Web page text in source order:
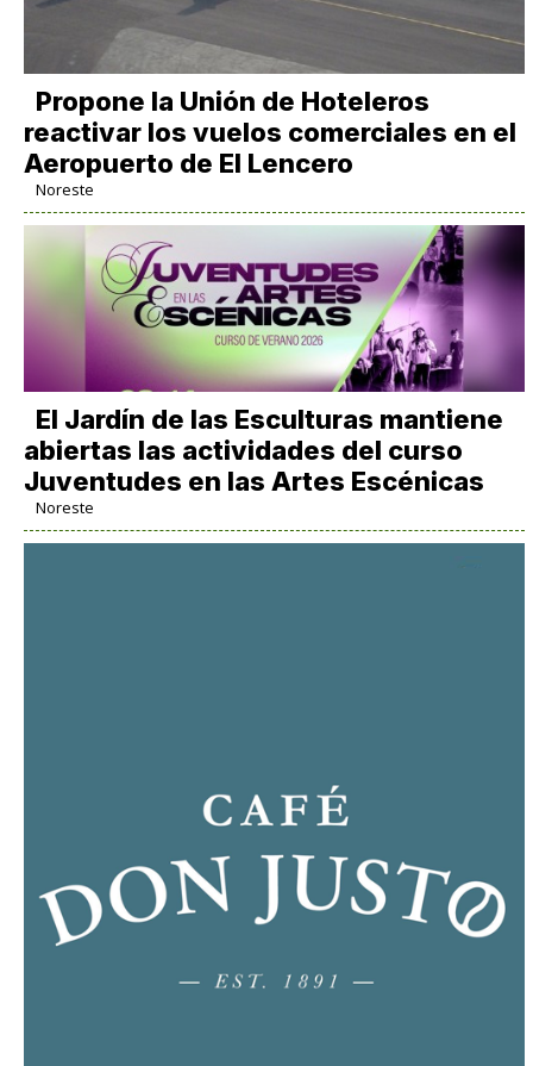
Propone la Unión de Hoteleros
reactivar los vuelos comerciales en el
Aeropuerto de El Lencero
Noreste
El Jardín de las Esculturas mantiene
abiertas las actividades del curso
Juventudes en las Artes Escénicas
Noreste